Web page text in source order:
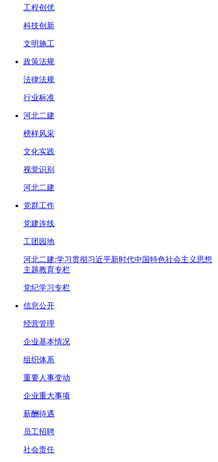
工程创优
科技创新
文明施工
政策法规
法律法规
行业标准
河北二建
榜样风采
文化实践
视觉识别
河北二建
党群工作
党建连线
工团园地
河北二建:学习贯彻习近平新时代中国特色社会主义思想
主题教育专栏
党纪学习专栏
信息公开
经营管理
企业基本情况
组织体系
重要人事变动
企业重大事项
薪酬待遇
员工招聘
社会责任